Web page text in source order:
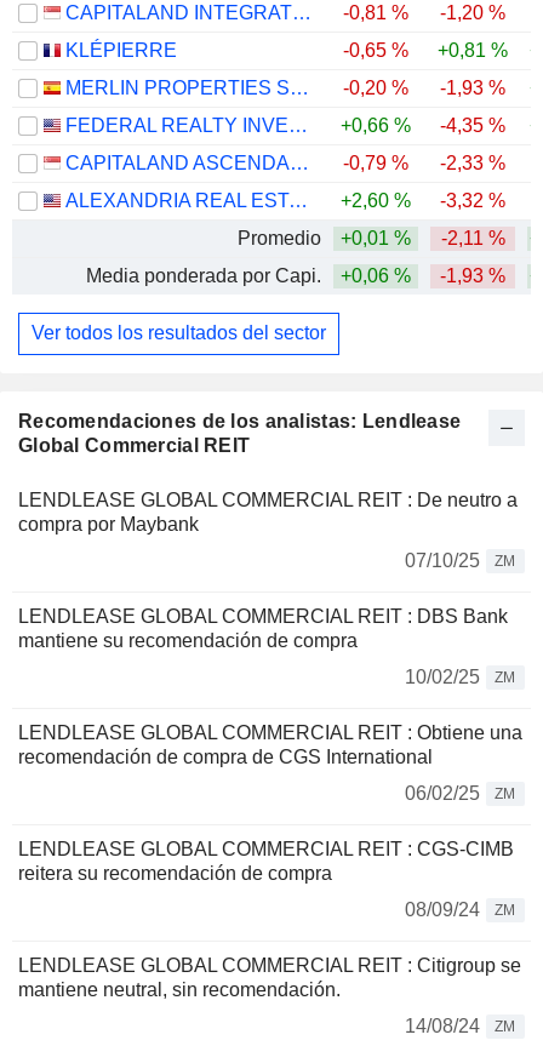
Recomendaciones de los analistas: Lendlease
Global Commercial REIT
LENDLEASE GLOBAL COMMERCIAL REIT : De neutro a
compra por Maybank
07/10/25
ZM
LENDLEASE GLOBAL COMMERCIAL REIT : DBS Bank
mantiene su recomendación de compra
10/02/25
ZM
LENDLEASE GLOBAL COMMERCIAL REIT : Obtiene una
recomendación de compra de CGS International
06/02/25
ZM
LENDLEASE GLOBAL COMMERCIAL REIT : CGS-CIMB
reitera su recomendación de compra
08/09/24
ZM
LENDLEASE GLOBAL COMMERCIAL REIT : Citigroup se
mantiene neutral, sin recomendación.
14/08/24
ZM
CAPITALAND INTEGRATED COMMERCIAL TRUST
-0,81 % -1,20 %
KLÉPIERRE
-0,65 % +0,81 %
MERLIN PROPERTIES SOCIMI, S.A.
-0,20 % -1,93 %
FEDERAL REALTY INVESTMENT TRUST
+0,66 % -4,35 %
CAPITALAND ASCENDAS REIT
-0,79 % -2,33 %
ALEXANDRIA REAL ESTATE EQUITIES, INC.
+2,60 % -3,32 %
Promedio
+0,01 % -2,11 %
Media ponderada por Capi.
+0,06 % -1,93 %
Ver todos los resultados del sector